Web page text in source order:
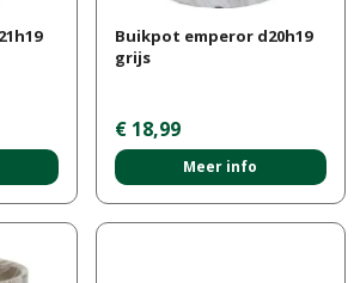
Buikpot emperor d20h19
grijs
€ 18,99
Meer info